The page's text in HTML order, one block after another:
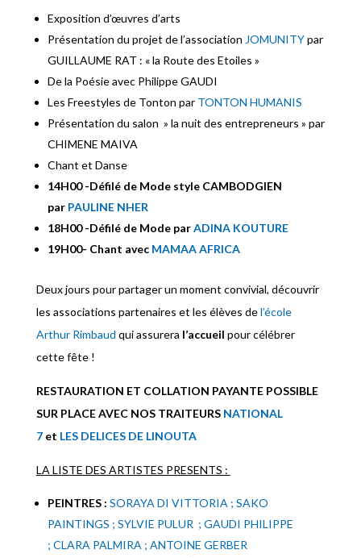
Exposition d’œuvres d’arts
Présentation du projet de l’association JOMUNITYpar
GUILLAUME RAT : « la Route des Etoiles »
De la Poésie avec Philippe GAUDI
Les Freestyles de Tonton par TONTON HUMANIS
Présentation du salon » la nuit des entrepreneurs » par
CHIMENE MAIVA
Chant et Danse
14H00 -Défilé de Mode style CAMBODGIEN
par PAULINE NHER
18H00 -Défilé de Mode parADINA KOUTURE
19H00- Chant avec MAMAA AFRICA
Deux jours pour partager un moment convivial, découvrir
les associations partenaires et les élèves del’école
Arthur Rimbaud qui assurera l’accueil pour célébrer
cette fête !
RESTAURATION ET COLLATION PAYANTE POSSIBLE
SUR PLACE AVEC NOS TRAITEURS NATIONAL
7et LES DELICES DE LINOUTA
LA LISTE DES ARTISTES PRESENTS :
PEINTRES : SORAYA DI VITTORIA ; SAKO
PAINTINGS ; SYLVIE PULUR ; GAUDI PHILIPPE
; CLARA PALMIRA ; ANTOINE GERBER